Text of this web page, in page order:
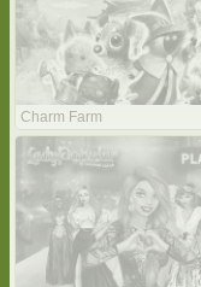
Charm Farm